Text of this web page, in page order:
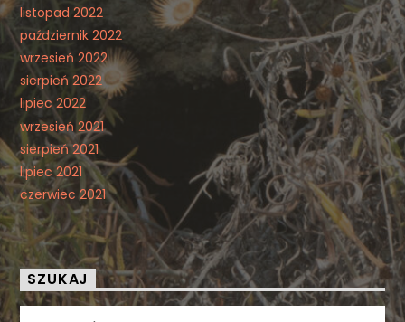
listopad 2022
październik 2022
wrzesień 2022
sierpień 2022
lipiec 2022
wrzesień 2021
sierpień 2021
lipiec 2021
czerwiec 2021
SZUKAJ